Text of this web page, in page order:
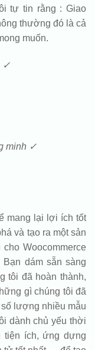
tự tin rằng : Giao
thường đó là cả
muốn.
✓
minh ✓
mang lại lợi ích tốt
và tạo ra một sản
Woocommerce
Bạn dám sẵn sàng
tôi đã hoàn thành,
gì chúng tôi đã
lượng nhiều mẫu
dành chủ yếu thời
tiện ích, ứng dựng